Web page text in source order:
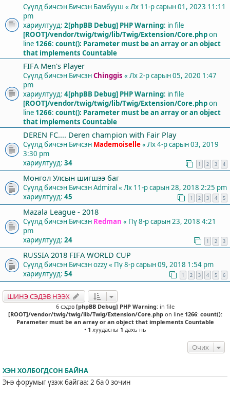
Сүүлд бичсэн Бичсэн Бамбууш « Лх 11-р сарын 01, 2023 11:11
pm
хариултууд: 2[phpBB Debug] PHP Warning: in file
[ROOT]/vendor/twig/twig/lib/Twig/Extension/Core.phpon
line 1266: count(): Parameter must be an array or an object
that implements Countable
FIFA Men's Player
Сүүлд бичсэн БичсэнChinggis « Лх 2-р сарын 05, 2020 1:47
pm
хариултууд: 4[phpBB Debug] PHP Warning: in file
[ROOT]/vendor/twig/twig/lib/Twig/Extension/Core.phpon
line 1266: count(): Parameter must be an array or an object
that implements Countable
DEREN FC.... Deren champion with Fair Play
Сүүлд бичсэн Бичсэн Mademoiselle« Лх 4-р сарын 03, 2019
3:30 pm
хариултууд: 34 1 2 3 4
Монгол Улсын шигшээ баг
Сүүлд бичсэн БичсэнAdmiral« Лх 11-р сарын 28, 2018 2:25 pm
хариултууд: 45 1 2 3 4 5
Mazala League - 2018
Сүүлд бичсэн Бичсэн Redman « Пү 8-р сарын 23, 2018 4:21
pm
хариултууд: 24 1 2 3
RUSSIA 2018 FIFA WORLD CUP
Сүүлд бичсэн Бичсэнozzy« Пү 8-р сарын 09, 2018 1:54 pm
хариултууд: 54 1 2 3 4 5 6
ШИНЭ СЭДЭВ НЭЭХ
6 сэдэв [phpBB Debug] PHP Warning: in file
[ROOT]/vendor/twig/twig/lib/Twig/Extension/Core.phpon line 1266: count():
Parameter must be an array or an object that implements Countable
• 1 хуудасны 1 дахь нь
Очих
ХЭН ХОЛБОГДСОН БАЙНА
Энэ форумыг үзэж байгаа: 2 ба 0 зочин